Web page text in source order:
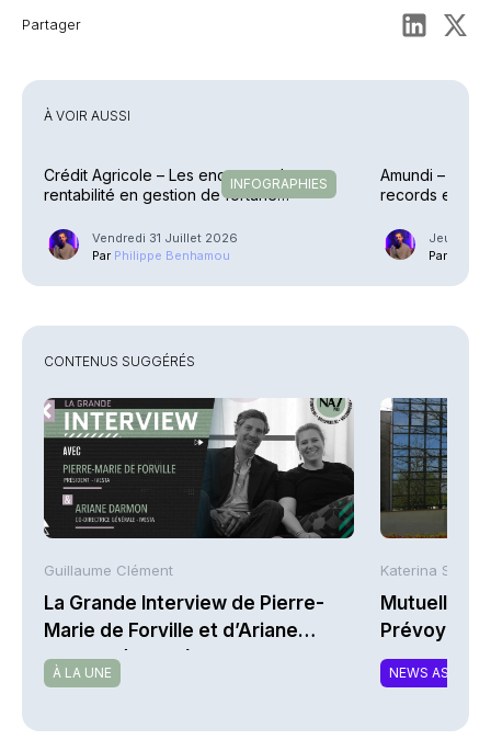
Partager
À VOIR AUSSI
INFOGRAPHIES
Crédit Agricole – Les encours et la
rentabilité en gestion de fortune
Vendredi 31 Juillet 2026
Par Philippe Benhamou
Amundi – Des
records en
Jeudi 30
Par
CONTENUS SUGGÉRÉS
Guillaume Clément
La Grande Interview de Pierre-
Marie de Forville et d’Ariane
Darmon (Ivesta)
À LA UNE
Katerina
Mutuelles :
de la Math
NEWS